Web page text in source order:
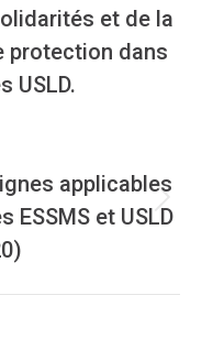
et de la
protection dans
USLD.
applicables
ESSMS et USLD